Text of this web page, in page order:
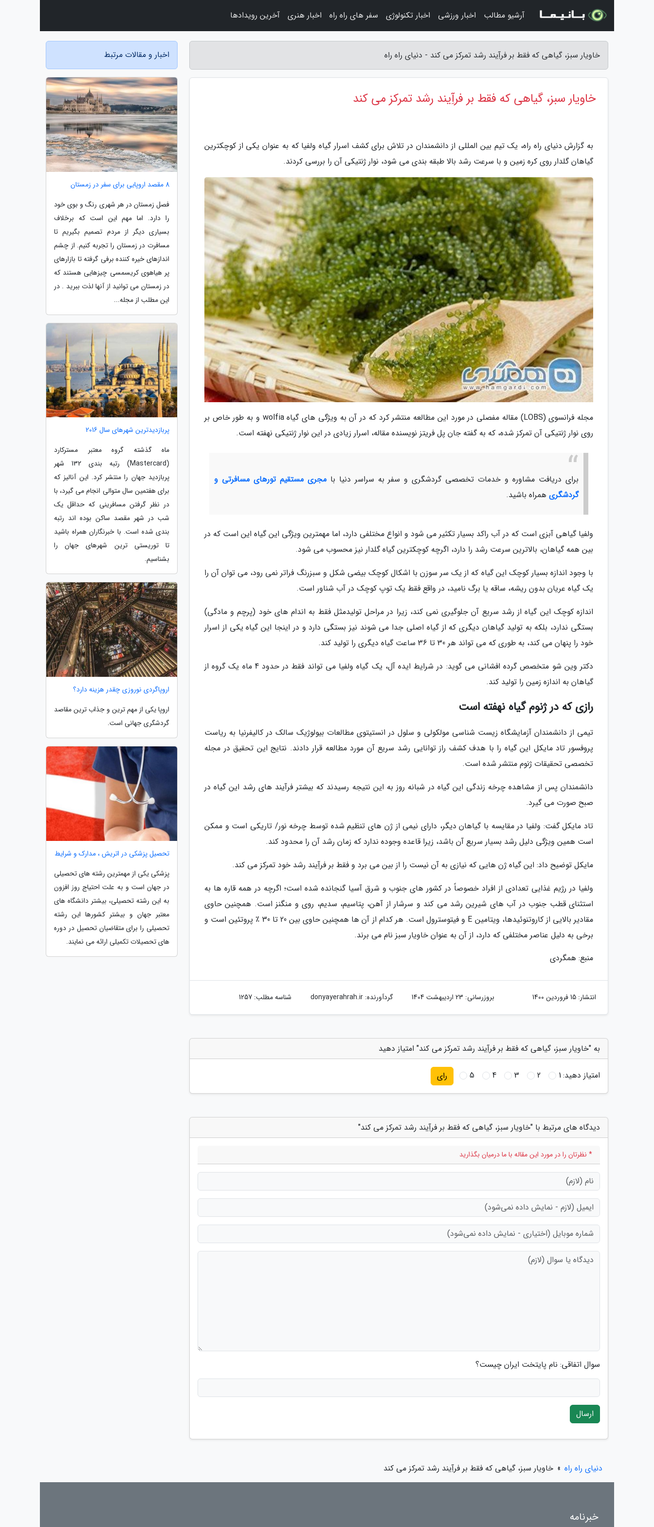
خاویار سبز، گیاهی که فقط بر فرآِیند رشد تمرکز می کند - دنیای راه راه
خاویار سبز، گیاهی که فقط بر فرآِیند رشد تمرکز می کند
به گزارش دنیای راه راه، یک تیم بین المللی از دانشمندان در تلاش برای کشف اسرار گیاه ولفیا که به عنوان یکی از کوچکترین
گیاهان گلدار روی کره زمین و با سرعت رشد بالا طبقه بندی می شود، نوار ژنتیکی آن را بررسی کردند.
مجله فرانسوی (LOBS) مقاله مفصلی در مورد این مطالعه منتشر کرد که در آن به ویژگی های گیاه wolfia و به طور خاص بر
روی نوار ژنتیکی آن تمرکز شده، که به گفته جان پل فریتز نویسنده مقاله، اسرار زیادی در این نوار ژنتیکی نهفته است.
برای دریافت مشاوره و خدمات تخصصی گردشگری و سفر به سراسر دنیا بامجری مستقیم تورهای مسافرتی و
گردشگری همراه باشید.
ولفیا گیاهی آبزی است که در آب راکد بسیار تکثیر می شود و انواع مختلفی دارد، اما مهمترین ویژگی این گیاه این است که در
بین همه گیاهان، بالاترین سرعت رشد را دارد، اگرچه کوچکترین گیاه گلدار نیز محسوب می شود.
با وجود اندازه بسیار کوچک این گیاه که از یک سر سوزن با اشکال کوچک بیضی شکل و سبزرنگ فراتر نمی رود، می توان آن را
یک گیاه عریان بدون ریشه، ساقه یا برگ نامید، در واقع فقط یک توپ کوچک در آب شناور است.
اندازه کوچک این گیاه از رشد سریع آن جلوگیری نمی کند، زیرا در مراحل تولیدمثل فقط به اندام های خود (پرچم و مادگی)
بستگی ندارد، بلکه به تولید گیاهان دیگری که از گیاه اصلی جدا می شوند نیز بستگی دارد و در اینجا این گیاه یکی از اسرار
خود را پنهان می کند، به طوری که می تواند هر 30 تا 36 ساعت گیاه دیگری را تولید کند.
دکتر وین شو متخصص گرده افشانی می گوید: در شرایط ایده آل، یک گیاه ولفیا می تواند فقط در حدود 4 ماه یک گروه از
گیاهان به اندازه زمین را تولید کند.
رازی که در ژنوم گیاه نهفته است
تیمی از دانشمندان آزمایشگاه زیست شناسی مولکولی و سلول در انستیتوی مطالعات بیولوژیک سالک در کالیفرنیا به ریاست
پروفسور تاد مایکل این گیاه را با هدف کشف راز توانایی رشد سریع آن مورد مطالعه قرار دادند. نتایج این تحقیق در مجله
تخصصی تحقیقات ژنوم منتشر شده است.
دانشمندان پس از مشاهده چرخه زندگی این گیاه در شبانه روز به این نتیجه رسیدند که بیشتر فرآیند های رشد این گیاه در
صبح صورت می گیرد.
تاد مایکل گفت: ولفیا در مقایسه با گیاهان دیگر، دارای نیمی از ژن های تنظیم شده توسط چرخه نور/ تاریکی است و ممکن
است همین ویژگی دلیل رشد بسیار سریع آن باشد، زیرا قاعده وجوده ندارد که زمان رشد آن را محدود کند.
مایکل توضیح داد: این گیاه ژن هایی که نیازی به آن نیست را از بین می برد و فقط بر فرآِیند رشد خود تمرکز می کند.
ولفیا در رژیم غذایی تعدادی از افراد خصوصاً در کشور های جنوب و شرق آسیا گنجانده شده است؛ اگرچه در همه قاره ها به
استثنای قطب جنوب در آب های شیرین رشد می کند و سرشار از آهن، پتاسیم، سدیم، روی و منگنز است. همچنین حاوی
مقادیر بالایی از کاروتنوئیدها، ویتامین E و فیتوسترول است. هر کدام از آن ها همچنین حاوی بین 20 تا 30 ٪ پروتئین است و
برخی به دلیل عناصر مختلفی که دارد، از آن به عنوان خاویار سبز نام می برند.
منبع: همگردی
انتشار: 15 فروردین 1400 بروزرسانی: 23 اردیبهشت 1404 گردآورنده:donyayerahrah.ir شناسه مطلب: 1257
به "خاویار سبز، گیاهی که فقط بر فرآِیند رشد تمرکز می کند" امتیاز دهید
امتیاز دهید:1
2
3
4
5 رای
دیدگاه های مرتبط با "خاویار سبز، گیاهی که فقط بر فرآِیند رشد تمرکز می کند"
* نظرتان را در مورد این مقاله با ما درمیان بگذارید
سوال اتفاقی: نام پایتخت ایران چیست؟
ارسال
اخبار و مقالات مرتبط
8 مقصد اروپایی برای سفر در زمستان
فصل زمستان در هر شهری رنگ و بوی خود
را دارد. اما مهم این است که برخلاف
بسیاری دیگر از مردم تصمیم بگیریم تا
مسافرت در زمستان را تجربه کنیم. از چشم
اندازهای خیره کننده برفی گرفته تا بازارهای
پر هیاهوی کریسمسی چیزهایی هستند که
در زمستان می توانید از آنها لذت ببرید . در
این مطلب از مجله...
پربازدیدترین شهرهای سال 2016
ماه گذشته گروه معتبر مسترکارد
(Mastercard) رتبه بندی 132 شهر
پربازدید جهان را منتشر کرد. این آنالیز که
برای هفتمین سال متوالی انجام می گیرد، با
در نظر گرفتن مسافرینی که حداقل یک
شب در شهر مقصد ساکن بوده اند رتبه
بندی شده است. با خبرنگاران همراه باشید
تا توریستی ترین شهرهای جهان را
بشناسیم.
اروپاگردی نوروزی چقدر هزینه دارد؟
اروپا یکی از مهم ترین و جذاب ترین مقاصد
گردشگری جهانی است.
تحصیل پزشکی در اتریش ، مدارک و شرایط
پزشکی یکی از مهمترین رشته های تحصیلی
در جهان است و به علت احتیاج روز افزون
به این رشته تحصیلی، بیشتر دانشگاه های
معتبر جهان و بیشتر کشورها این رشته
تحصیلی را برای متقاضیان تحصیل در دوره
های تحصیلات تکمیلی ارائه می نمایند.
دنیای راه راه » خاویار سبز، گیاهی که فقط بر فرآِیند رشد تمرکز می کند
آرشیو مطالب اخبار ورزشی اخبار تکنولوژی سفر های راه راه اخبار هنری آخرین رویدادها
خبرنامه